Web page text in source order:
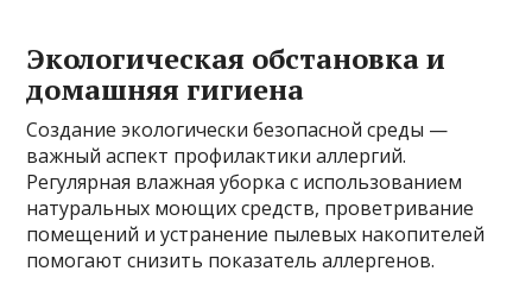
Экологическая обстановка и
домашняя гигиена
Создание экологически безопасной среды —
важный аспект профилактики аллергий.
Регулярная влажная уборка с использованием
натуральных моющих средств, проветривание
помещений и устранение пылевых накопителей
помогают снизить показатель аллергенов.